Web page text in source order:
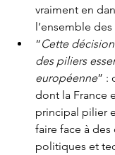
vraiment en
l’ensemble
“Cette
des piliers
européenne” :
dont la France
principal pilier
faire face à des
politiques et